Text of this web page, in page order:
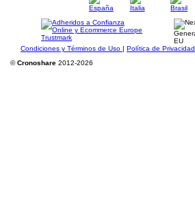
Condiciones y Términos de Uso | Política de Privacidad
©Cronoshare 2012-2026